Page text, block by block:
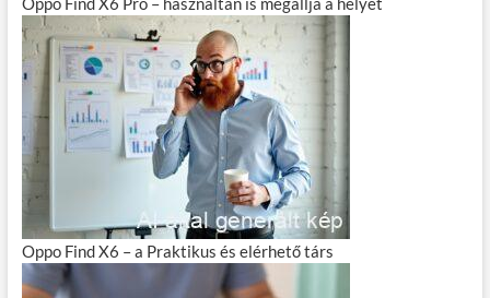
Oppo Find X6 – a Praktikus és elérhető társ